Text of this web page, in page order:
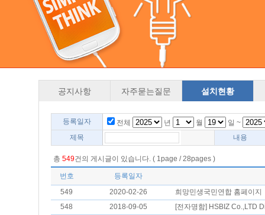
공지사항 자주묻는질문 설치현황
등록일자 전체 년 월
일 ~
제목
내용
총 549건의 게시글이 있습니다. ( 1page / 28pages )
번호
등록일자
549
2020-02-26
희망민생국민연합 홈페이지
548
2018-09-05
[전자명함] HSBIZ Co.,LTD